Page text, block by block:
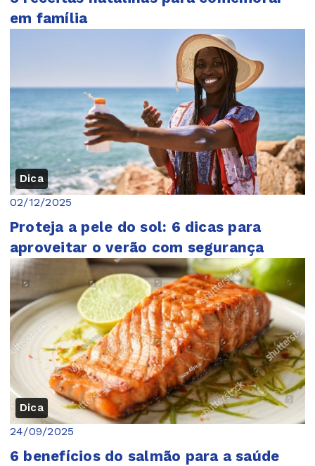
em família
Dica
02/12/2025
Proteja a pele do sol: 6 dicas para
aproveitar o verão com segurança
Dica
24/09/2025
6 benefícios do salmão para a saúde